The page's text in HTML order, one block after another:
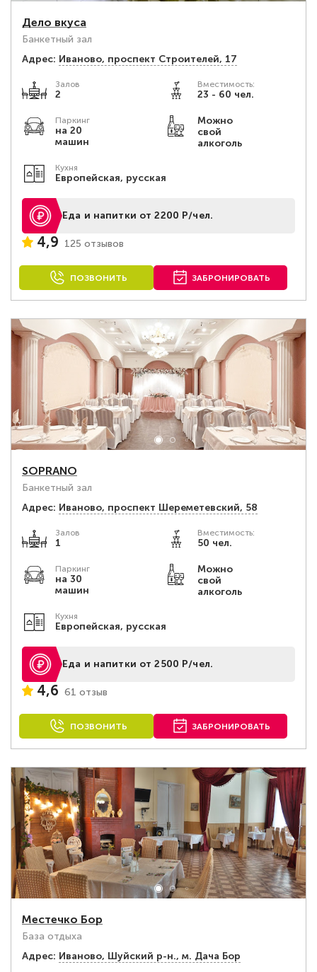
Дело вкуса
Банкетный зал
Адрес: Иваново, проспект Строителей, 17
Залов
2
Вместимость:
23 - 60 чел.
Паркинг
на 20
машин
Можно
свой
алкоголь
Кухня
Европейская, русская
Еда и напитки от 2200 Р/чел.
4,9 125 отзывов
ПОЗВОНИТЬ ЗАБРОНИРОВАТЬ
SOPRANO
Банкетный зал
Адрес: Иваново, проспект Шереметевский, 58
Залов
1
Вместимость:
50 чел.
Паркинг
на 30
машин
Можно
свой
алкоголь
Кухня
Европейская, русская
Еда и напитки от 2500 Р/чел.
4,6 61 отзыв
ПОЗВОНИТЬ ЗАБРОНИРОВАТЬ
Местечко Бор
База отдыха
Адрес: Иваново, Шуйский р-н., м. Дача Бор